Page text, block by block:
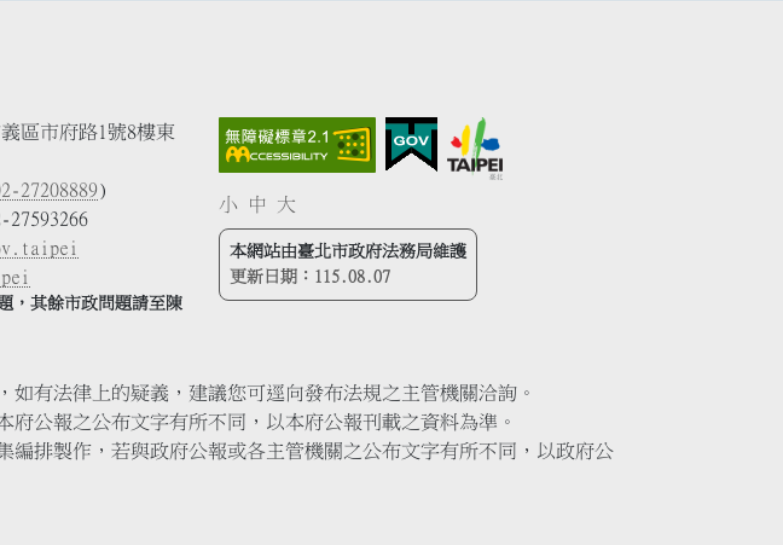
區市府路1號8樓東
27208889)
27593266
，其餘市政問題請至陳
小 中 大
本網站由臺北市政府法務局維護
更新日期： 115.08.07
有法律上的疑義，建議您可逕向發布法規之主管機關洽詢。
公報之公布文字有所不同，以本府公報刊載之資料為準。
排製作，若與政府公報或各主管機關之公布文字有所不同，以政府公